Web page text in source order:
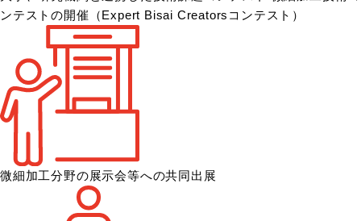
ンテストの開催 （Expert Bisai Creatorsコンテスト）
微細加工分野の展示会等への共同出展